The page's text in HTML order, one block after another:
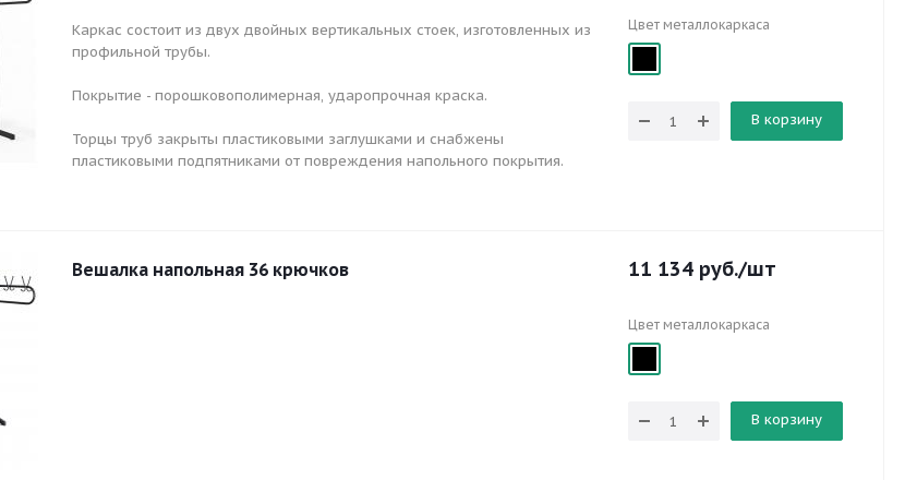
Каркас состоит из двух двойных вертикальных стоек, изготовленных из
профильной трубы.
Покрытие - порошковополимерная, ударопрочная краска.
Торцы труб закрыты пластиковыми заглушками и снабжены
пластиковыми подпятниками от повреждения напольного покрытия.
Цвет металлокаркаса
В корзину
Вешалка напольная 36 крючков 11 134 руб./шт
Цвет металлокаркаса
В корзину